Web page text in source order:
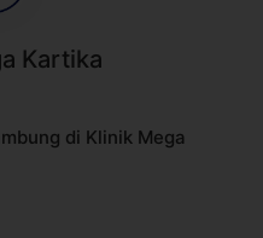
Kartika
di Klinik Mega